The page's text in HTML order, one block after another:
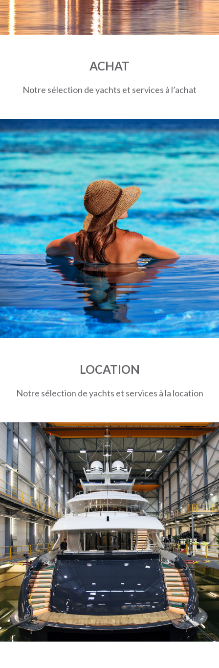
ACHAT
Notre sélection de yachts et services à l’achat
LOCATION
Notre sélection de yachts et services à la location